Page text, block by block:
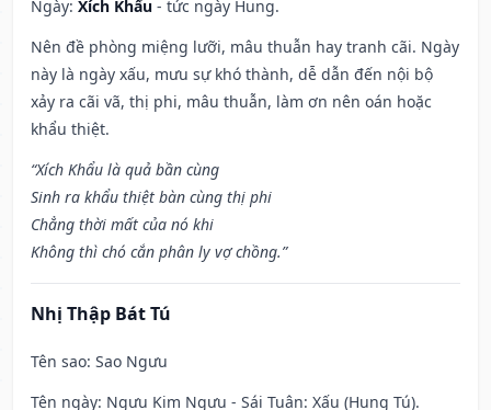
Ngày: Xích Khẩu - tức ngày Hung.
Nên đề phòng miệng lưỡi, mâu thuẫn hay tranh cãi. Ngày
này là ngày xấu, mưu sự khó thành, dễ dẫn đến nội bộ
xảy ra cãi vã, thị phi, mâu thuẫn, làm ơn nên oán hoặc
khẩu thiệt.
“Xích Khẩu là quả bần cùng
Sinh ra khẩu thiệt bàn cùng thị phi
Chẳng thời mất của nó khi
Không thì chó cắn phân ly vợ chồng.”
Nhị Thập Bát Tú
Tên sao: Sao Ngưu
Tên ngày: Ngưu Kim Ngưu - Sái Tuân: Xấu (Hung Tú).